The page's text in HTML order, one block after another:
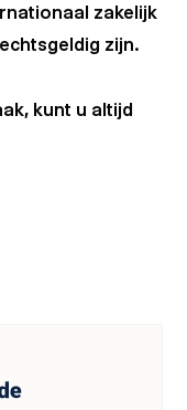
zakelijk
zijn.
kunt u altijd